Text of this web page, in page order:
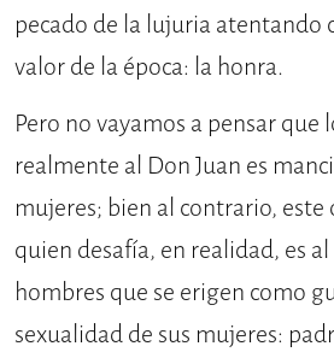
pecado de la lujuria atentando
valor de la época: la honra.
Pero no vayamos a pensar
realmente al Don Juan es
mujeres; bien al contrario,
quien desafía, en realidad, es
hombres que se erigen como
sexualidad de sus mujeres: